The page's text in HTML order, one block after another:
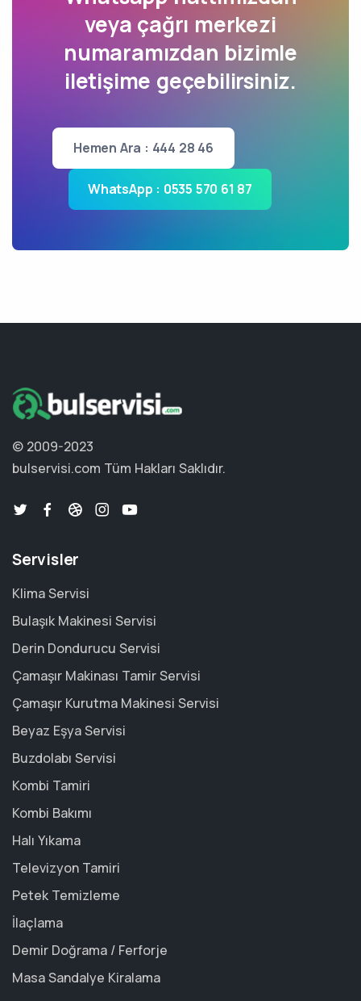
veya çağrı merkezi
numaramızdan bizimle
iletişime geçebilirsiniz.
Hemen Ara : 444 28 46
WhatsApp : 0535 570 61 87
© 2009-2023
bulservisi.com Tüm Hakları Saklıdır.
Servisler
Klima Servisi
Bulaşık Makinesi Servisi
Derin Dondurucu Servisi
Çamaşır Makinası Tamir Servisi
Çamaşır Kurutma Makinesi Servisi
Beyaz Eşya Servisi
Buzdolabı Servisi
Kombi Tamiri
Kombi Bakımı
Halı Yıkama
Televizyon Tamiri
Petek Temizleme
İlaçlama
Demir Doğrama / Ferforje
Masa Sandalye Kiralama